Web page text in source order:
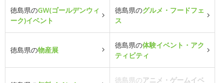
徳島県のGW(ゴールデンウィ
ーク)イベント
徳島県のグルメ・フードフェ
ス
徳島県の物産展
徳島県の体験イベント・アク
ティビティ
徳島県のアニメ・ゲームイベ